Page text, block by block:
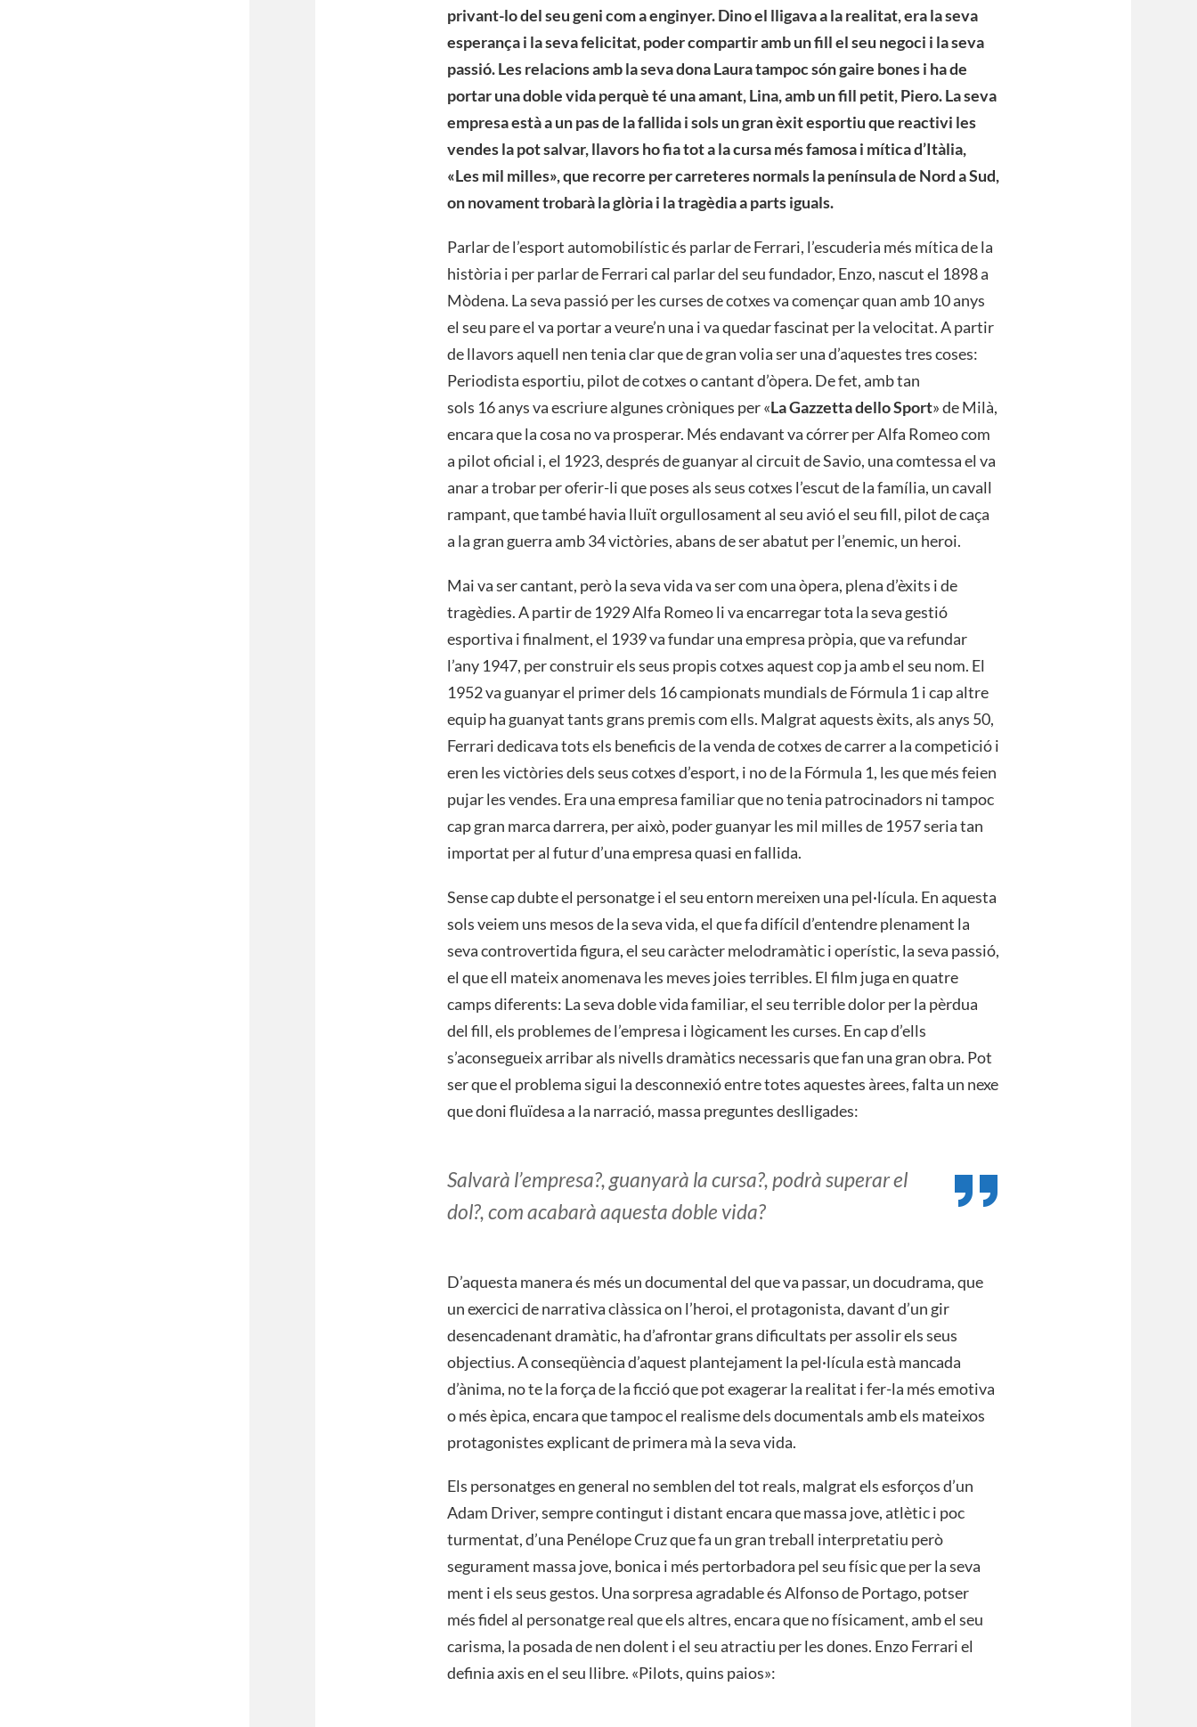
privant-lo del seu geni com a enginyer. Dino el lligava a la realitat, era la seva
esperança i la seva felicitat, poder compartir amb un fill el seu negoci i la seva
passió. Les relacions amb la seva dona Laura tampoc són gaire bones i ha de
portar una doble vida perquè té una amant, Lina, amb un fill petit, Piero. La seva
empresa està a un pas de la fallida i sols un gran èxit esportiu que reactivi les
vendes la pot salvar, llavors ho fia tot a la cursa més famosa i mítica d’Itàlia,
«Les mil milles», que recorre per carreteres normals la península de Nord a Sud,
on novament trobarà la glòria i la tragèdia a parts iguals.
Parlar de l’esport automobilístic és parlar de Ferrari, l’escuderia més mítica de la
història i per parlar de Ferrari cal parlar del seu fundador, Enzo, nascut el 1898 a
Mòdena. La seva passió per les curses de cotxes va començar quan amb 10 anys
el seu pare el va portar a veure’n una i va quedar fascinat per la velocitat. A partir
de llavors aquell nen tenia clar que de gran volia ser una d’aquestes tres coses:
Periodista esportiu, pilot de cotxes o cantant d’òpera. De fet, amb tan
sols 16 anys va escriure algunes cròniques per «La Gazzetta dello Sport» de Milà,
encara que la cosa no va prosperar. Més endavant va córrer per Alfa Romeo com
a pilot oficial i, el 1923, després de guanyar al circuit de Savio, una comtessa el va
anar a trobar per oferir-li que poses als seus cotxes l’escut de la família, un cavall
rampant, que també havia lluït orgullosament al seu avió el seu fill, pilot de caça
a la gran guerra amb 34 victòries, abans de ser abatut per l’enemic, un heroi.
Mai va ser cantant, però la seva vida va ser com una òpera, plena d’èxits i de
tragèdies. A partir de 1929 Alfa Romeo li va encarregar tota la seva gestió
esportiva i finalment, el 1939 va fundar una empresa pròpia, que va refundar
l’any 1947, per construir els seus propis cotxes aquest cop ja amb el seu nom. El
1952 va guanyar el primer dels 16 campionats mundials de Fórmula 1 i cap altre
equip ha guanyat tants grans premis com ells. Malgrat aquests èxits, als anys 50,
Ferrari dedicava tots els beneficis de la venda de cotxes de carrer a la competició i
eren les victòries dels seus cotxes d’esport, i no de la Fórmula 1, les que més feien
pujar les vendes. Era una empresa familiar que no tenia patrocinadors ni tampoc
cap gran marca darrera, per això, poder guanyar les mil milles de 1957 seria tan
importat per al futur d’una empresa quasi en fallida.
Sense cap dubte el personatge i el seu entorn mereixen una pel·lícula. En aquesta
sols veiem uns mesos de la seva vida, el que fa difícil d’entendre plenament la
seva controvertida figura, el seu caràcter melodramàtic i operístic, la seva passió,
el que ell mateix anomenava les meves joies terribles. El film juga en quatre
camps diferents: La seva doble vida familiar, el seu terrible dolor per la pèrdua
del fill, els problemes de l’empresa i lògicament les curses. En cap d’ells
s’aconsegueix arribar als nivells dramàtics necessaris que fan una gran obra. Pot
ser que el problema sigui la desconnexió entre totes aquestes àrees, falta un nexe
que doni fluïdesa a la narració, massa preguntes deslligades:
Salvarà l’empresa?, guanyarà la cursa?, podrà superar el
dol?, com acabarà aquesta doble vida?
D’aquesta manera és més un documental del que va passar, un docudrama, que
un exercici de narrativa clàssica on l’heroi, el protagonista, davant d’un gir
desencadenant dramàtic, ha d’afrontar grans dificultats per assolir els seus
objectius. A conseqüència d’aquest plantejament la pel·lícula està mancada
d’ànima, no te la força de la ficció que pot exagerar la realitat i fer-la més emotiva
o més èpica, encara que tampoc el realisme dels documentals amb els mateixos
protagonistes explicant de primera mà la seva vida.
Els personatges en general no semblen del tot reals, malgrat els esforços d’un
Adam Driver, sempre contingut i distant encara que massa jove, atlètic i poc
turmentat, d’una Penélope Cruz que fa un gran treball interpretatiu però
segurament massa jove, bonica i més pertorbadora pel seu físic que per la seva
ment i els seus gestos. Una sorpresa agradable és Alfonso de Portago, potser
més fidel al personatge real que els altres, encara que no físicament, amb el seu
carisma, la posada de nen dolent i el seu atractiu per les dones. Enzo Ferrari el
definia axis en el seu llibre. «Pilots, quins paios»: